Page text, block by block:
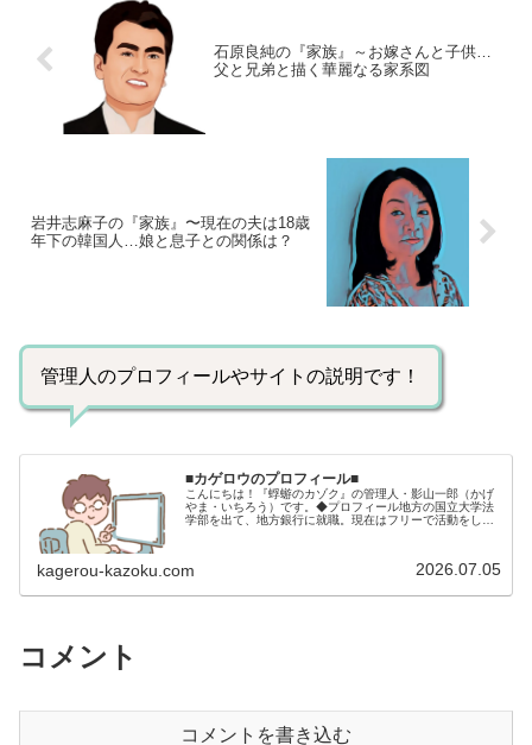
石原良純の『家族』～お嫁さんと子供…
父と兄弟と描く華麗なる家系図
岩井志麻子の『家族』〜現在の夫は18歳
年下の韓国人…娘と息子との関係は？
管理人のプロフィールやサイトの説明です！
■カゲロウのプロフィール■
こんにちは！『蜉蝣のカゾク』の管理人・影山一郎（かげ
やま・いちろう）です。◆プロフィール地方の国立大学法
学部を出て、地方銀行に就職。現在はフリーで活動をして
kagerou-kazoku.com 2026.07.05
コメント
コメントを書き込む